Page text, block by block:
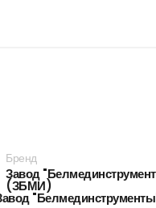
Бренд
Завод
(ЗБМИ)